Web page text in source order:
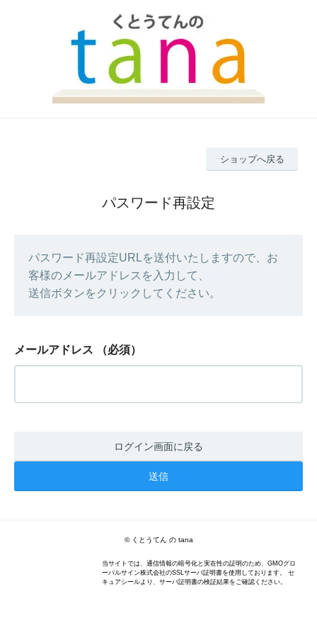
ショップへ戻る
パスワード再設定
パスワード再設定URLを送付いたしますので、お
客様のメールアドレスを入力して、
送信ボタンをクリックしてください。
メールアドレス （必須）
ログイン画面に戻る
© くとうてん の tana
当サイトでは、通信情報の暗号化と実在性の証明のため、GMOグロ
ーバルサイン株式会社のSSLサーバ証明書を使用しております。 セ
キュアシールより、サーバ証明書の検証結果をご確認ください。